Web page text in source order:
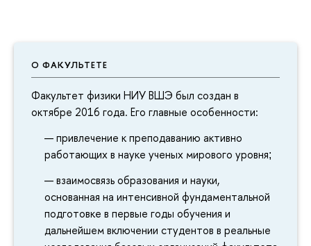
О ФАКУЛЬТЕТЕ
Факультет физики НИУ ВШЭ был создан в
октябре 2016 года. Его главные особенности:
привлечение к преподаванию активно
работающих в науке ученых мирового уровня;
взаимосвязь образования и науки,
основанная на интенсивной фундаментальной
подготовке в первые годы обучения и
дальнейшем включении студентов в реальные